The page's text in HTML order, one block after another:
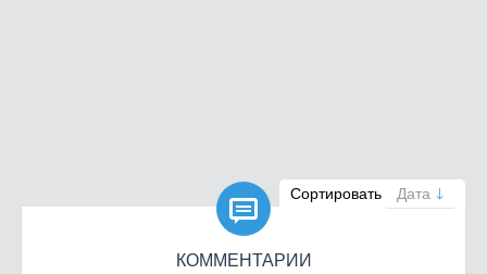
Сортировать Дата

КОММЕНТАРИИ